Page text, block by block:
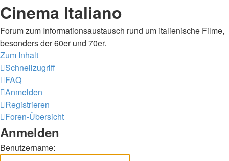
Cinema Italiano
Forum zum Informationsaustausch rund um italienische Filme,
besonders der 60er und 70er.
Zum Inhalt
Schnellzugriff
FAQ
Anmelden
Registrieren
Foren-Übersicht
Anmelden
Benutzername: